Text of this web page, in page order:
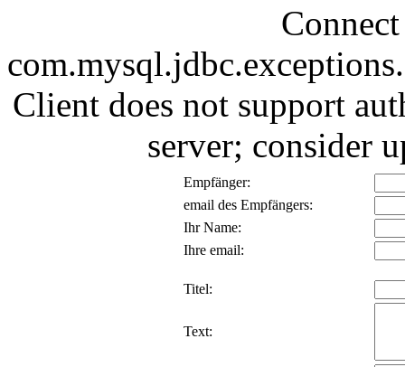
Client does not support
server; consider
Empfänger:
email des Empfängers:
Ihr Name:
Ihre email:
Titel:
Text: